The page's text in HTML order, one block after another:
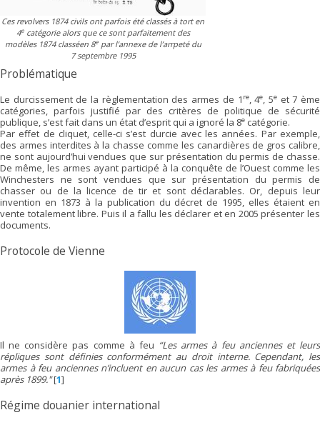
Ces revolvers 1874 civils ont parfois été classés à tort en
4ecatégorie alors que ce sont parfaitement des
modèles 1874 classéen 8epar l’annexe de l’arrpeté du
7 septembre 1995
Problématique
Le durcissement de la règlementation des armes de 1 re, 4e, 5eet 7 ème
catégories, parfois justifié par des critères de politique de sécurité
publique, s’est fait dans un état d’esprit qui a ignoré la 8e catégorie.
Par effet de cliquet, celle-ci s’est durcie avec les années. Par exemple,
des armes interdites à la chasse comme les canardières de gros calibre,
ne sont aujourd’hui vendues que sur présentation du permis de chasse.
De même, les armes ayant participé à la conquête de l’Ouest comme les
Winchesters ne sont vendues que sur présentation du permis de
chasser ou de la licence de tir et sont déclarables. Or, depuis leur
invention en 1873 à la publication du décret de 1995, elles étaient en
vente totalement libre. Puis il a fallu les déclarer et en 2005 présenter les
documents.
Protocole de Vienne
Il ne considère pas comme à feu “Les armes à feu anciennes et leurs
répliques sont définies conformément au droit interne. Cependant, les
armes à feu anciennes n’incluent en aucun cas les armes à feu fabriquées
après 1899."[1]
Régime douanier international